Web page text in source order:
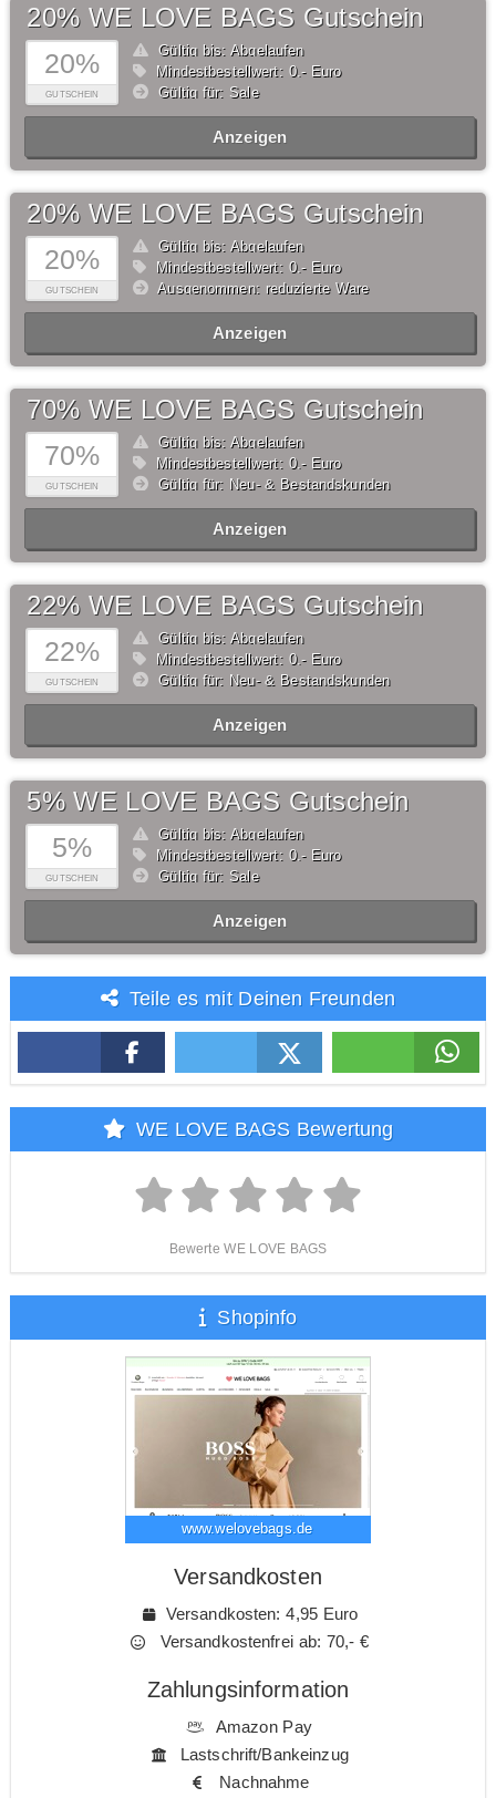
20%
GUTSCHEIN
20% WE LOVE BAGS Gutschein
Gültig bis: Abgelaufen
Mindestbestellwert: 0,- Euro
Gültig für: Sale
Anzeigen
20%
GUTSCHEIN
20% WE LOVE BAGS Gutschein
Gültig bis: Abgelaufen
Mindestbestellwert: 0,- Euro
Ausgenommen: reduzierte Ware
Anzeigen
70%
GUTSCHEIN
70% WE LOVE BAGS Gutschein
Gültig bis: Abgelaufen
Mindestbestellwert: 0,- Euro
Gültig für: Neu- & Bestandskunden
Anzeigen
22%
GUTSCHEIN
22% WE LOVE BAGS Gutschein
Gültig bis: Abgelaufen
Mindestbestellwert: 0,- Euro
Gültig für: Neu- & Bestandskunden
Anzeigen
5%
GUTSCHEIN
5% WE LOVE BAGS Gutschein
Gültig bis: Abgelaufen
Mindestbestellwert: 0,- Euro
Gültig für: Sale
Anzeigen
Teile es mit Deinen Freunden
WE LOVE BAGS Bewertung
Bewerte WE LOVE BAGS
Shopinfo
www.welovebags.de
Versandkosten
Versandkosten: 4,95 Euro
Versandkostenfrei ab: 70,- €
Zahlungsinformation
Amazon Pay
Lastschrift/Bankeinzug
Nachnahme